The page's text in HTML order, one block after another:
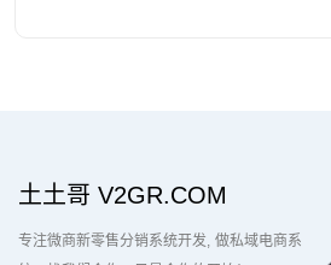
土土哥 V2GR.COM
专注微商新零售分销系统开发 做私域电商系